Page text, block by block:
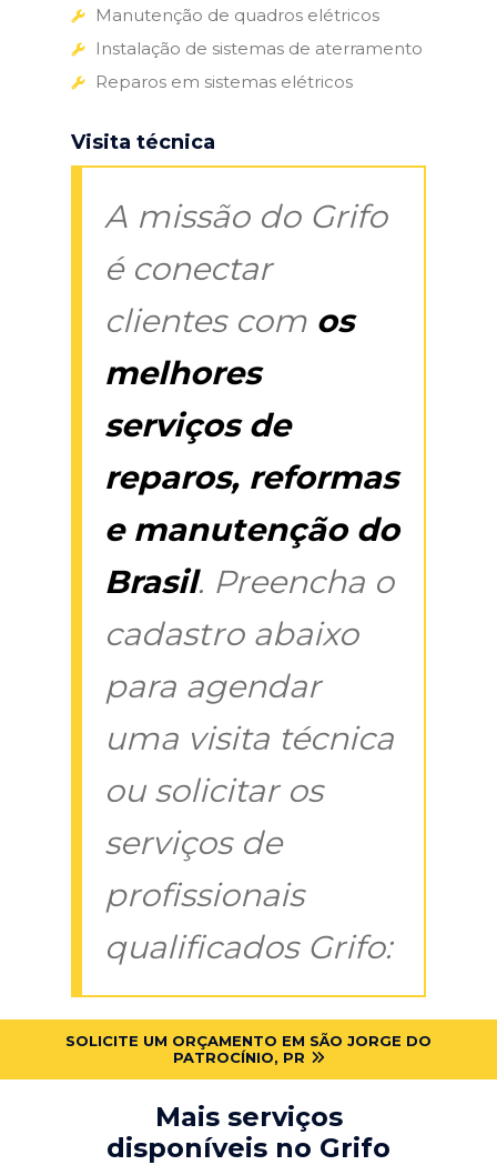
Manutenção de quadros elétricos
Instalação de sistemas de aterramento
Reparos em sistemas elétricos
Visita técnica
A missão do Grifo
é conectar
clientes com os
melhores
serviços de
reparos, reformas
e manutenção do
Brasil. Preencha o
cadastro abaixo
para agendar
uma visita técnica
ou solicitar os
serviços de
profissionais
qualificados Grifo:
SOLICITE UM ORÇAMENTO EM SÃO JORGE DO
PATROCÍNIO, PR
Mais serviços
disponíveis no Grifo